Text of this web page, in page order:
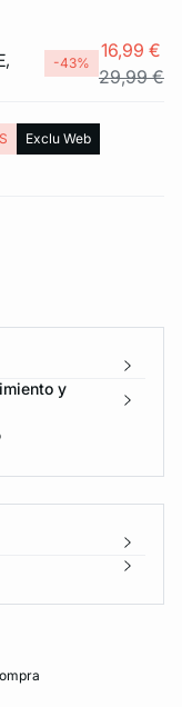
-43%
16,99 €
29,99 €
Exclu Web
y